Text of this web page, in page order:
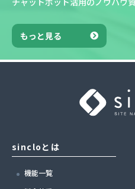
もっと見る
sincloとは
機能一覧